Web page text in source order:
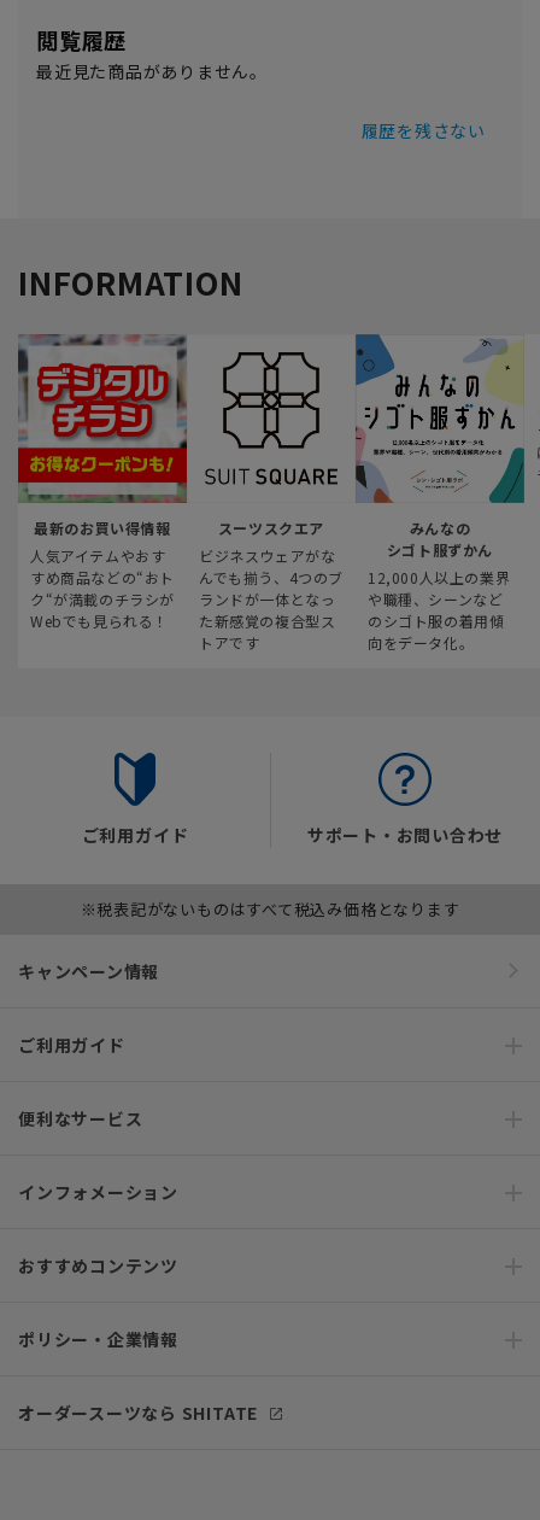
閲覧履歴
最近見た商品がありません。
履歴を残さない
INFORMATION
最新のお買い得情報
人気アイテムやおす
すめ商品などの“おト
ク“が満載のチラシが
Webでも見られる！
スーツスクエア
ビジネスウェアがな
んでも揃う、4つのブ
ランドが一体となっ
た新感覚の複合型ス
トアです
みんなの
シゴト服ずかん
12,000人以上の業界
や職種、シーンなど
のシゴト服の着用傾
向をデータ化。
ご利用ガイド サポート・お問い合わせ
※税表記がないものはすべて税込み価格となります
キャンペーン情報
ご利用ガイド
便利なサービス
インフォメーション
おすすめコンテンツ
ポリシー・企業情報
オーダースーツなら SHITATE